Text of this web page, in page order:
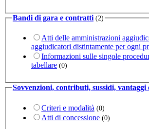
Bandi di gara e contratti (2)
Atti delle amministrazioni
aggiudicatori distintamente per ogni
Informazioni sulle singole
tabellare (0)
Sovvenzioni, contributi, sussidi, vantaggi
Criteri e modalità (0)
Atti di concessione (0)